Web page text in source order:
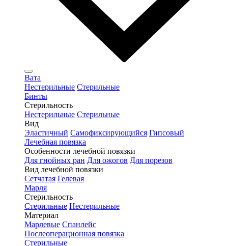
Вата
Нестерильные Стерильные
Бинты
Стерильность
Нестерильные Стерильные
Вид
Эластичный Самофиксирующийся Гипсовый
Лечебная повязка
Особенности лечебной повязки
Для гнойных ран Для ожогов Для порезов
Вид лечебной повязки
Сетчатая Гелевая
Марля
Стерильность
Стерильные Нестерильные
Материал
Марлевые Спанлейс
Послеоперационная повязка
Стерильные